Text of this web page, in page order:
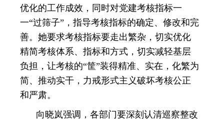
优化的工作成效，同时对党建考核指标一
一“过筛子”，指导考核指标的确定、修改和完
善。她要求考核指标要走出繁杂，切实优化
精简考核体系、指标和方式，切实减轻基层
负担，让考核的“筐”装得精准、实在，化繁为
简、推动实干，力戒形式主义破坏考核公正
和严肃。
向晓岚强调，各部门要深刻认清巡察整改